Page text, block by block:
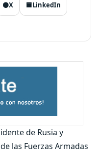
⚫X 🟦LinkedIn
de Rusia y
las Fuerzas Armadas